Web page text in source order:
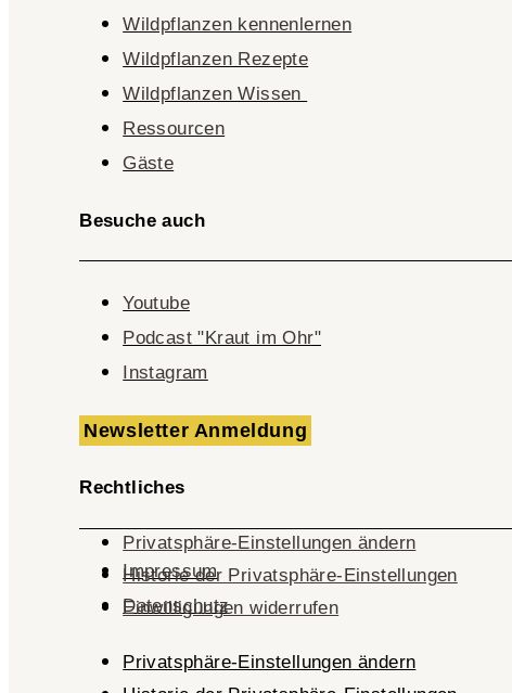
Wildpflanzen kennenlernen
Wildpflanzen Rezepte
Wildpflanzen Wissen ​
Ressourcen
Gäste
Besuche auch
Youtube
Podcast "Kraut im Ohr"
Instagram
Newsletter Anmeldung
Rechtliches
Impressum
Datenschutz
Privatsphäre-Einstellungen ändern
Historie der Privatsphäre-Einstellungen
Einwilligungen widerrufen
Privatsphäre-Einstellungen ändern